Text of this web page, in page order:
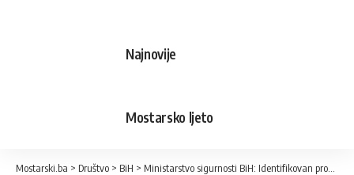
Najnovije
Mostarsko ljeto
Mostarski.ba > Društvo > BiH > Ministarstvo sigurnosti BiH: Identifikovan problem u radu softvera za obradu biometrijskih podataka